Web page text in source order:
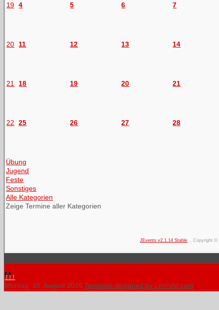
19 4 5 6 7
20 11 12 13 14
21 18 19 20 21
22 25 26 27 28
Übung
Jugend
Feste
Sonstiges
Alle Kategorien
Zeige Termine aller Kategorien
JEvents v2.1.14 Stable Copyright ©
↑↑↑
Montag, 10. August 2026 Template designed by LernVid.com